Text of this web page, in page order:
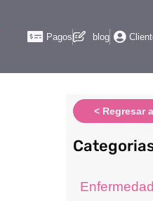
Pagos blog
< Regresar